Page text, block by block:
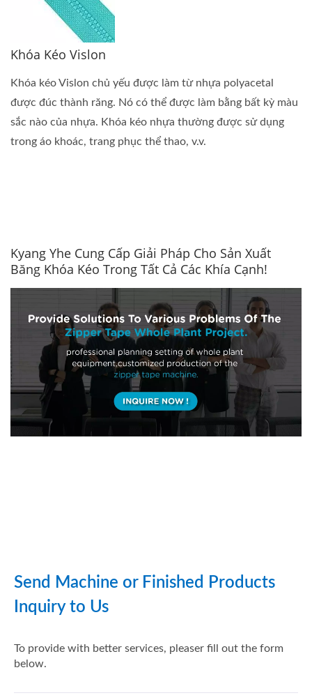
Khóa Kéo Vislon
Khóa kéo Vislon chủ yếu được làm từ nhựa polyacetal
được đúc thành răng. Nó có thể được làm bằng bất kỳ màu
sắc nào của nhựa. Khóa kéo nhựa thường được sử dụng
trong áo khoác, trang phục thể thao, v.v.
Kyang Yhe Cung Cấp Giải Pháp Cho Sản Xuất
Băng Khóa Kéo Trong Tất Cả Các Khía Cạnh!